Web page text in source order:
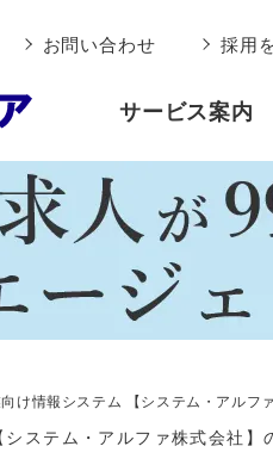
お問い合わせ 採用
サービス案内
け情報システム 【システム・アルフ
ステム・アルファ株式会社】